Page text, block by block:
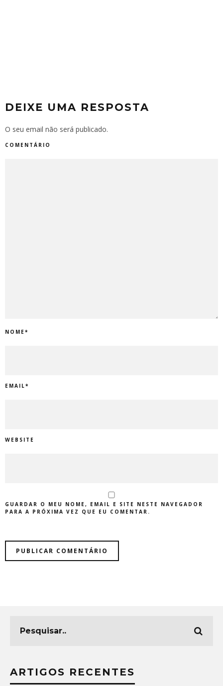
DEIXE UMA RESPOSTA
O seu email não será publicado.
COMENTÁRIO
NOME*
EMAIL*
WEBSITE
GUARDAR O MEU NOME, EMAIL E SITE NESTE NAVEGADOR
PARA A PRÓXIMA VEZ QUE EU COMENTAR.
ARTIGOS RECENTES